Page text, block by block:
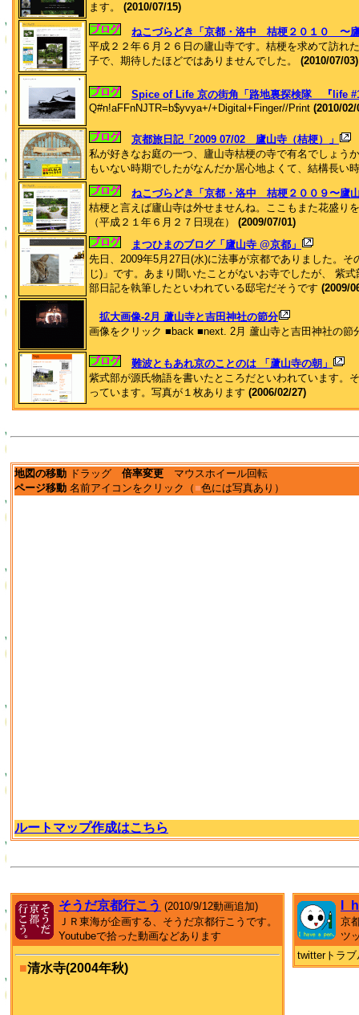
ます。 (2010/07/15)
ねこづらどき「京都・洛中 桔梗２０１０ 〜
平成２２年６月２６日の廬山寺です。桔梗を求めて訪れ
子で、期待したほどではありませんでした。 (2010/07/03)
Spice of Life 京の街角「路地裏探検隊 『life
Q#n!aFFnNJTR=b$yvya+/+Digital+Finger//Print (2010/02/
京都旅日記「2009 07/02 廬山寺（桔梗）」
私が好きなお庭の一つ、廬山寺桔梗の寺で有名でしょう
もいない時期でしたがなんだか居心地よくて、結構長い
ねこづらどき「京都・洛中 桔梗２００９〜廬
桔梗と言えば廬山寺は外せませんね。ここもまた花盛り
（平成２１年６月２７日現在） (2009/07/01)
まつひまのブログ「廬山寺 @京都」
先日、2009年5月27日(水)に法事が京都でありました。
じ)」です。あまり聞いたことがないお寺でしたが、 紫
部日記を執筆したといわれている邸宅だそうです (2009/
拡大画像-2月 蘆山寺と吉田神社の節分
画像をクリック ■back ■next. 2月 蘆山寺と吉田神社の節
難波ともあれ京のことのは 「蘆山寺の朝」
紫式部が源氏物語を書いたところだといわれています。
っています。写真が１枚あります (2006/02/27)
地図の移動 ドラッグ 倍率変更 マウスホイール回転
ページ移動 名前アイコンをクリック（ ■色には写真あり）
ルートマップ作成はこちら
そうだ京都行こう (2010/9/12動画追加)
ＪＲ東海が企画する、そうだ京都行こうです。
Youtubeで拾った動画などあります
■清水寺(2004年秋)
京
ツ
twitterトラ